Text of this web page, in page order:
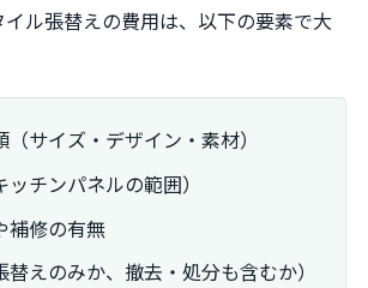
ル張替えの費用は、以下の要素で大
サイズ・デザイン・素材）
チンパネルの範囲）
補修の有無
えのみか、撤去・処分も含むか）